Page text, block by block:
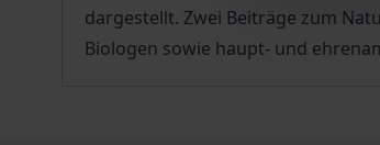
dargestellt. Zwei Beiträge zum
Biologen sowie haupt- und